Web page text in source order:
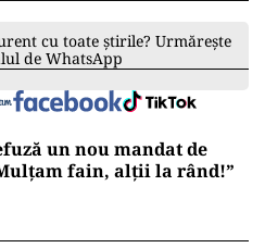
cu toate știrile? Urmărește
de WhatsApp
un nou mandat de
fain, alții la rând!”